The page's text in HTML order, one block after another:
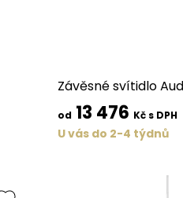
Závěsné svítidlo
od 13 476 Kč s DPH
U vás do 2-4 týdnů